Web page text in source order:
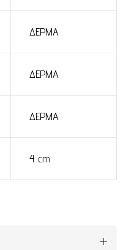
ΔΕΡΜΑ
ΔΕΡΜΑ
ΔΕΡΜΑ
4 cm